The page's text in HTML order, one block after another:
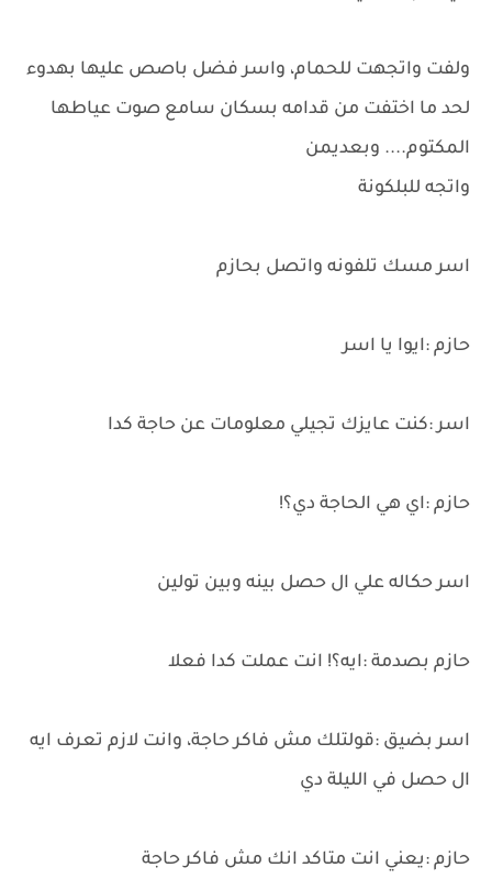
ولفت واتجهت للحمام، واسر فضل باصص عليها بهدوء
لحد ما اختفت من قدامه بسكان سامع صوت عياطها
المكتوم.... وبعديمن
واتجه للبلكونة
اسر مسك تلفونه واتصل بحازم
حازم :ايوا يا اسر
اسر :كنت عايزك تجيلي معلومات عن حاجة كدا
حازم :اي هي الحاجة دي؟!
اسر حكاله علي ال حصل بينه وبين تولين
حازم بصدمة :ايه؟! انت عملت كدا فعلا
اسر بضيق :قولتلك مش فاكر حاجة، وانت لازم تعرف ايه
ال حصل في الليلة دي
حازم :يعني انت متاكد انك مش فاكر حاجة